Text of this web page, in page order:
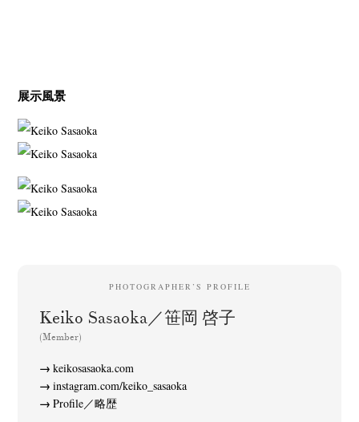
展示風景
PHOTOGRAPHER’S PROFILE
Keiko Sasaoka／笹岡 啓子
(Member)
keikosasaoka.com
instagram.com/keiko_sasaoka
Profile／略歴